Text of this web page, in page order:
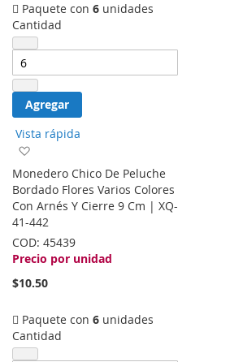
Paquete con 6 unidades
Cantidad
Agregar
Vista rápida
la
lista
de
deseos
Monedero Chico De Peluche
Bordado Flores Varios Colores
Con Arnés Y Cierre 9 Cm | XQ-
41-442
COD: 45439
Precio por unidad
$10.50
Paquete con 6 unidades
Cantidad